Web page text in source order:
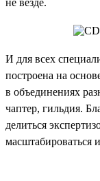
И для всех
построена на
в объединениях
чаптер, гильдия.
делиться
масштабироваться